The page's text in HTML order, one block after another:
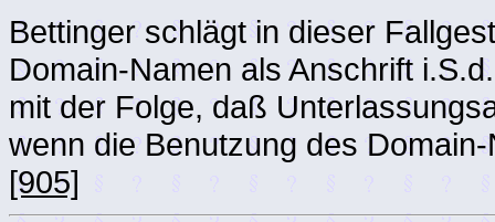
Bettinger schlägt in dieser
Domain-Namen als Anschrift
mit der Folge, daß
wenn die Benutzung des
[905]